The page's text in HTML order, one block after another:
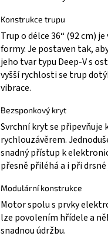
Konstrukce trupu
Trup o délce 36“ (92 cm)
formy. Je postaven tak,
jeho tvar typu Deep-V s
vyšší rychlosti se trup
vibrace.
Bezsponkový kryt
Svrchní kryt se
rychlouzávěrem.
snadný přístup k
přesně přiléhá a i při
Modulární konstrukce
Motor spolu s prvky
lze povolením hřídele a
snadnou údržbu.